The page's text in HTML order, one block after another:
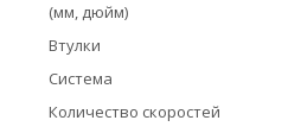
(мм, дюйм)
Втулки
Система
Количество скоростей